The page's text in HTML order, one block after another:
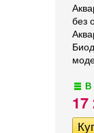
без
В
17